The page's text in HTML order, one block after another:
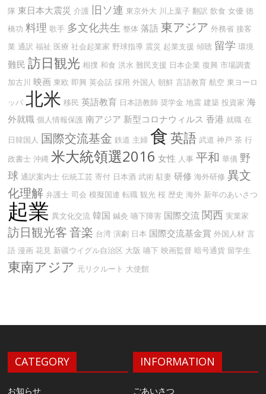
隊 東日本大震災 介護 旧ソ連 東京外大 川上葉子 翻訳 飲食 女優 徳
橋功 料理 歌手 多文化共生 整体 落語 東アジア 外務省 接客
業 通訳 福祉 医療 社会起業家 野球指導 震災 起業支援 傾聴 留学 環境
難民 訪日観光 相撲 和食 洪水 難民支援 日本企業 復興 市場調査
加古川 映画 東欧 即興 英会話 採用 外国人 朝鮮 言語教育 航空 東ヨーロ
ッパ 北米 移民 英語教育 日本語教師 奨学金 地震 建築 投資家 海
外就職 個人情報保護 南アジア 新型コロナウィルス 香港 就職 在
日韓国人 国際交流基金 鉄道 主婦 食英語 武道 神戸 茶 行
政書士 沖縄 米大統領選2016 女性 人事 平和 華僑 野
球 通訳案内士 伝統工芸 寄付 日本酒 武術 駐妻 研修 海外研修 異文
化理解 弁護士 司会 模擬国連 転職 観光 桜 歴史 海外 新年のあいさつ
起業 異文化交流 韓国 鍼灸 嚥下障害 国際交流 関西 実業家
訪日観光客 音楽 台湾 演劇 日本 国際交流基金賞 外国人材 言
語 漫画 花見 新疆ウイグル自治区 大阪 嚥下 映画監督 暗号通貨 留学生
東南アジア 元リクルート 大使館
CATEGORY
お知らせ
INFORMATION
ごあいさつ